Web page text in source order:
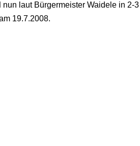
laut Bürgermeister Waidele in 2-
19.7.2008.